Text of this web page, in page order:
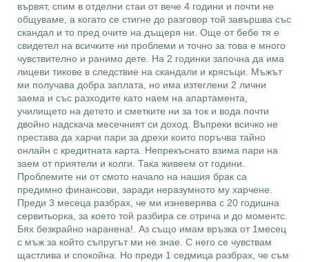
вървят, спим в отделни стаи от вече 4 години и почти не
общуваме, а когато се стигне до разговор той завършва със
скандал и то пред очите на дъщеря ни. Още от бебе тя е
свидетел на всичките ни проблеми и точно за това е много
чувствително и ранимо дете. На 2 годинки започна да има
лицеви тикове в следствие на скандали и крясъци. Мъжът
ми получава добра заплата, но има изтеглени 2 лични
заема и със разходите като наем на апартамента,
училището на детето и сметките ни за ток и вода почти
двойно надскача месечният си доход. Въпреки всичко не
престава да харчи пари за дрехи които поръчва тайно
онлайн с кредитната карта. Непрекъснато взима пари на
заем от приятели и колги. Така живеем от години.
Проблемите ни от смото начало на нашия брак са
предимно финансови, заради неразумното му харчене.
Преди 3 месеца разбрах, че ми изневерява с 20 годишна
сервитьорка, за което той разбира се отрича и до моментс.
Бях безкрайно наранена!. Аз също имам връзка от 1месец
с мъж за който съпругът ми не знае. С него се чувствам
щастлива и спокойна. Но преди 1 седмица разбрах, че съм